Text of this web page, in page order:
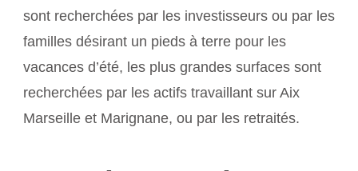
sont recherchées par les investisseurs ou par les
familles désirant un pieds à terre pour les
vacances d’été, les plus grandes surfaces sont
recherchées par les actifs travaillant sur Aix
Marseille et Marignane, ou par les retraités.